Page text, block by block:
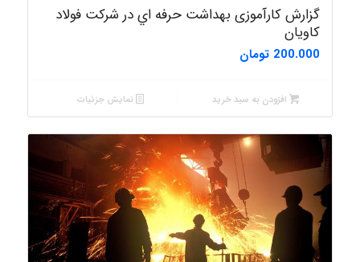
1.00
گزارش کارآموزی بهداشت حرفه اي در شرکت فولاد
کاویان
200.000 تومان
افزودن به سبد خرید نمایش جزئیات